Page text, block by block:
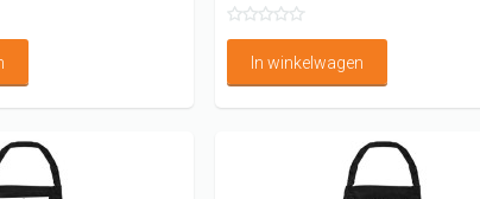
In winkelwagen